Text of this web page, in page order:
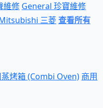
維修 General 珍寶維修
三菱查看所有
蒸烤箱 (Combi Oven) 商用